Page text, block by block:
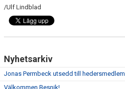
/Ulf Lindblad
Nyhetsarkiv
Jonas Permbeck utsedd till hedersmedlem
Välkommen Besnik!